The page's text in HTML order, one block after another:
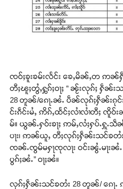
ၸဝ်ႈၶူးၶမ်းလႅင်း ၶေႇမိၼ်ႇတ ဢၼ်
တီႈၽူႈတွႆႇႁွၵ်ႈဝႃႈ “ ၼႂ်းလုၵ်ႈ ႁဵၼ်း
28 တူၼ်/ၵေႃႉၼႆႉ ပဵၼ်လုၵ်ႈႁဵၼ်းၵု
င်းၵဵင်းမႆႇ ဢိၵ်ႇထႅင်ႈလၢႆလၢႆတီႈ ၸိူ
မ်။ ယွၼ်ႉႁဝ်းၶႃႈ ဢမ်ႇလႆႈႁပ်ႉႁူႉ
ပႃး၊ ဢၼ်ယူႇ တီႈလုၵ်ႈႁဵၼ်းသင်ၶတႆး
ၸၼ်ႉၸွမ်မႁႃၸုလႃး ဝင်းၼွႆႉမႃးၼႆ
ပွၵ်ႈၼႆႉ” ဝႃႈၼႆ။
လုၵ်ႈႁဵၼ်းသင်ၶတႆး 28 တူၼ်/ ၵေႃ